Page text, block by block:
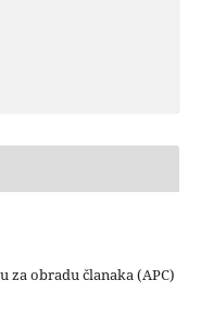
obradu članaka (APC)